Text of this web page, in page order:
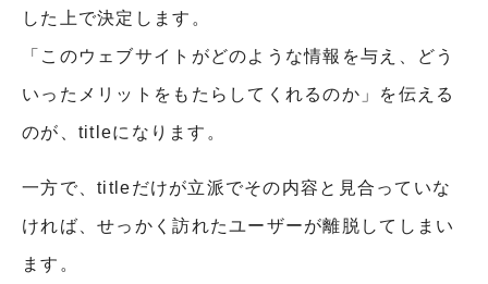
した上で決定します。
「このウェブサイトがどのような情報を与え、どう
いったメリットをもたらしてくれるのか」を伝える
のが、titleになります。
一方で、titleだけが立派でその内容と見合っていな
ければ、せっかく訪れたユーザーが離脱してしまい
ます。